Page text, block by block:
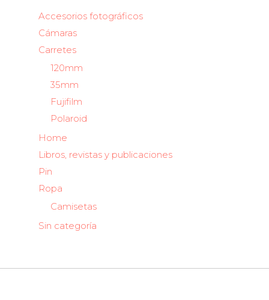
Accesorios fotográficos
Cámaras
Carretes
120mm
35mm
Fujifilm
Polaroid
Home
Libros, revistas y publicaciones
Pin
Ropa
Camisetas
Sin categoría